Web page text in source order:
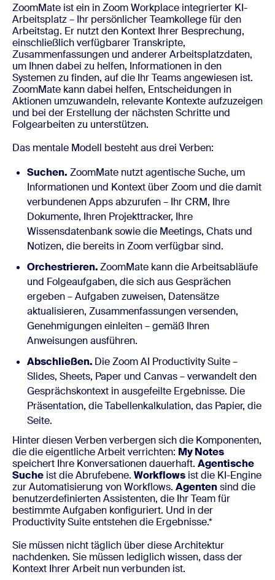
ZoomMate ist ein in Zoom Workplace integrierter KI-
Arbeitsplatz – Ihr persönlicher Teamkollege für den
Arbeitstag. Er nutzt den Kontext Ihrer Besprechung,
einschließlich verfügbarer Transkripte,
Zusammenfassungen und anderer Arbeitsplatzdaten,
um Ihnen dabei zu helfen, Informationen in den
Systemen zu finden, auf die Ihr Teams angewiesen ist.
ZoomMate kann dabei helfen, Entscheidungen in
Aktionen umzuwandeln, relevante Kontexte aufzuzeigen
und bei der Erstellung der nächsten Schritte und
Folgearbeiten zu unterstützen.
Das mentale Modell besteht aus drei Verben:
Suchen. ZoomMate nutzt agentische Suche, um
Informationen und Kontext über Zoom und die damit
verbundenen Apps abzurufen – Ihr CRM, Ihre
Dokumente, Ihren Projekttracker, Ihre
Wissensdatenbank sowie die Meetings, Chats und
Notizen, die bereits in Zoom verfügbar sind.
Orchestrieren.ZoomMate kann die Arbeitsabläufe
und Folgeaufgaben, die sich aus Gesprächen
ergeben – Aufgaben zuweisen, Datensätze
aktualisieren, Zusammenfassungen versenden,
Genehmigungen einleiten – gemäß Ihren
Anweisungen ausführen.
Abschließen. Die Zoom AI Productivity Suite –
Slides, Sheets, Paper und Canvas – verwandelt den
Gesprächskontext in ausgefeilte Ergebnisse. Die
Präsentation, die Tabellenkalkulation, das Papier, die
Seite.
Hinter diesen Verben verbergen sich die Komponenten,
die die eigentliche Arbeit verrichten: My Notes
speichert Ihre Konversationen dauerhaft. Agentische
Suche ist die Abrufebene. Workflows ist die KI-Engine
zur Automatisierung von Workflows. Agentensind die
benutzerdefinierten Assistenten, die Ihr Team für
bestimmte Aufgaben konfiguriert. Und in der
Productivity Suite entstehen die Ergebnisse.*
Sie müssen nicht täglich über diese Architektur
nachdenken. Sie müssen lediglich wissen, dass der
Kontext Ihrer Arbeit nun verbunden ist.